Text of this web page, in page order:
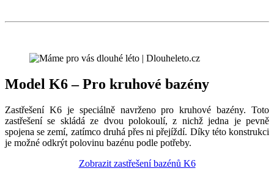
Model K6 – Pro kruhové bazény
Zastřešení K6 je speciálně navrženo pro kruhové bazény. Toto
zastřešení se skládá ze dvou polokoulí, z nichž jedna je pevně
spojena se zemí, zatímco druhá přes ni přejíždí. Díky této konstrukci
je možné odkrýt polovinu bazénu podle potřeby.
Zobrazit zastřešení bazénů K6